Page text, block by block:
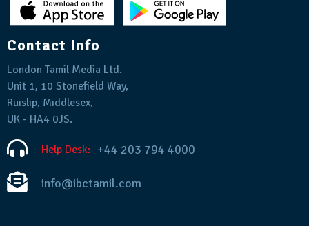
Contact Info
London Tamil Media Ltd.
Unit 1, 10 Stonefield Way,
Ruislip, Middlesex,
UK - HA4 0JS.
Help Desk: +44 203 794 4000
info@ibctamil.com